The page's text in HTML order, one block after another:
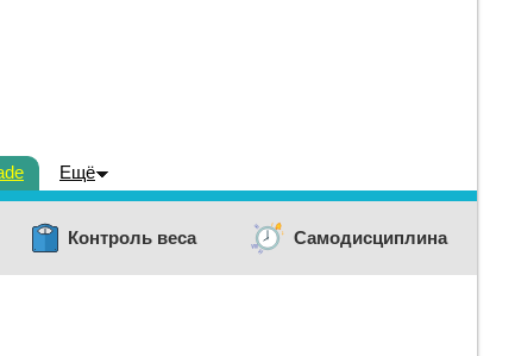
Ещё
Контроль веса Самодисциплина